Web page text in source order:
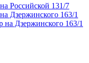
Российской 131/7
Дзержинского 163/1
на Дзержинского 163/1